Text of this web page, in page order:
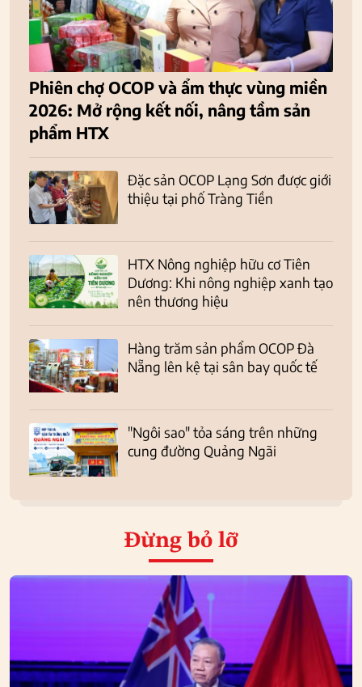
Phiên chợ OCOP và ẩm thực vùng miền
2026: Mở rộng kết nối, nâng tầm sản
phẩm HTX
Đặc sản OCOP Lạng Sơn được giới
thiệu tại phố Tràng Tiền
HTX Nông nghiệp hữu cơ Tiên
Dương: Khi nông nghiệp xanh tạo
nên thương hiệu
Hàng trăm sản phẩm OCOP Đà
Nẵng lên kệ tại sân bay quốc tế
"Ngôi sao" tỏa sáng trên những
cung đường Quảng Ngãi
Đừng bỏ lỡ